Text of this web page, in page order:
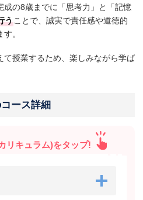
成の8歳までに「思考力」と「記憶
うことで、誠実で責任感や道徳的
。
て授業するため、楽しみながら学ば
ース詳細
リキュラム)をタップ!